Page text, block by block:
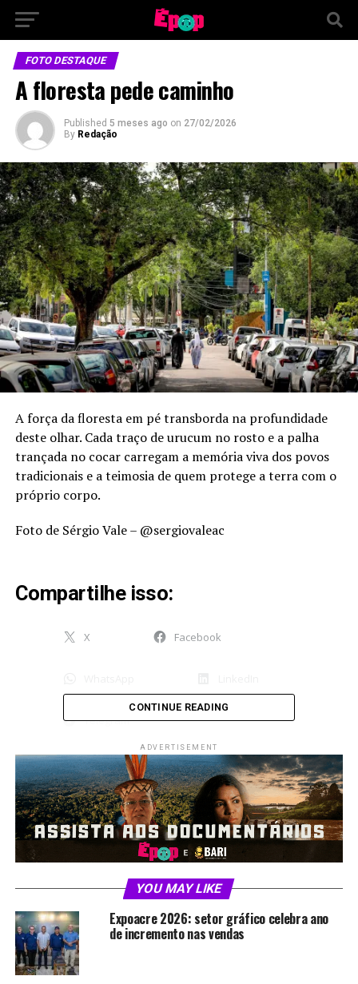
FOTO DESTAQUE
A floresta pede caminho
Published 5 meses ago on 27/02/2026
By Redação
A força da floresta em pé transborda na profundidade
deste olhar. Cada traço de urucum no rosto e a palha
trançada no cocar carregam a memória viva dos povos
tradicionais e a teimosia de quem protege a terra com o
próprio corpo.
Foto de Sérgio Vale – @sergiovaleac
Compartilhe isso:
X Facebook
Telegram
Relacionado
Viver na floresta e
artigo de Francisco Piyãko
Em "MEIO AMBIENTE"
Queimada não é paisagem.
Em "Foto Destaque"
CONTINUE READING
ADVERTISEMENT
YOU MAY LIKE
Expoacre 2026: setor gráfico celebra ano
de incremento nas vendas